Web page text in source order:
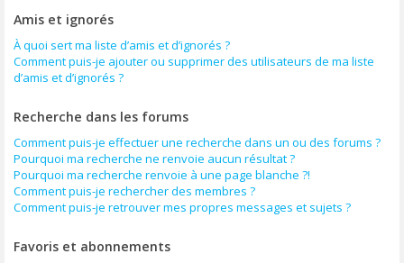
Amis et ignorés
À quoi sert ma liste d’amis et d’ignorés ?
Comment puis-je ajouter ou supprimer des utilisateurs de ma liste
d’amis et d’ignorés ?
Recherche dans les forums
Comment puis-je effectuer une recherche dans un ou des forums ?
Pourquoi ma recherche ne renvoie aucun résultat ?
Pourquoi ma recherche renvoie à une page blanche ?!
Comment puis-je rechercher des membres ?
Comment puis-je retrouver mes propres messages et sujets ?
Favoris et abonnements